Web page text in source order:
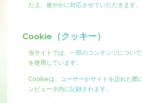
た上、速やかに対応させていただきます。
Cookie（クッキー）
当サイトでは、一部のコンテンツについ
を使用しています。
Cookieは、ユーザーがサイトを訪れた際
ンピュータ内に記録されます。